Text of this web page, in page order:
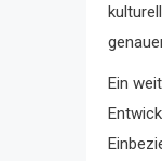
Ein